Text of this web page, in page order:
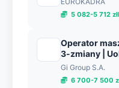
5 082-5 712
Operator
3-zmiany |
Gi Group S.A.
6 700-7 500